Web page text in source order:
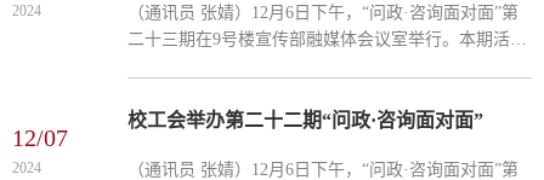
2024
（通讯员 张婧）12月6日下午，“问政·咨询面对面”第
二十三期在9号楼宣传部融媒体会议室举行。本期活动
军主持，...
12/07
2024
校工会举办第二十二期“问政·咨询面对面”
（通讯员 张婧）12月6日下午，“问政·咨询面对面”第